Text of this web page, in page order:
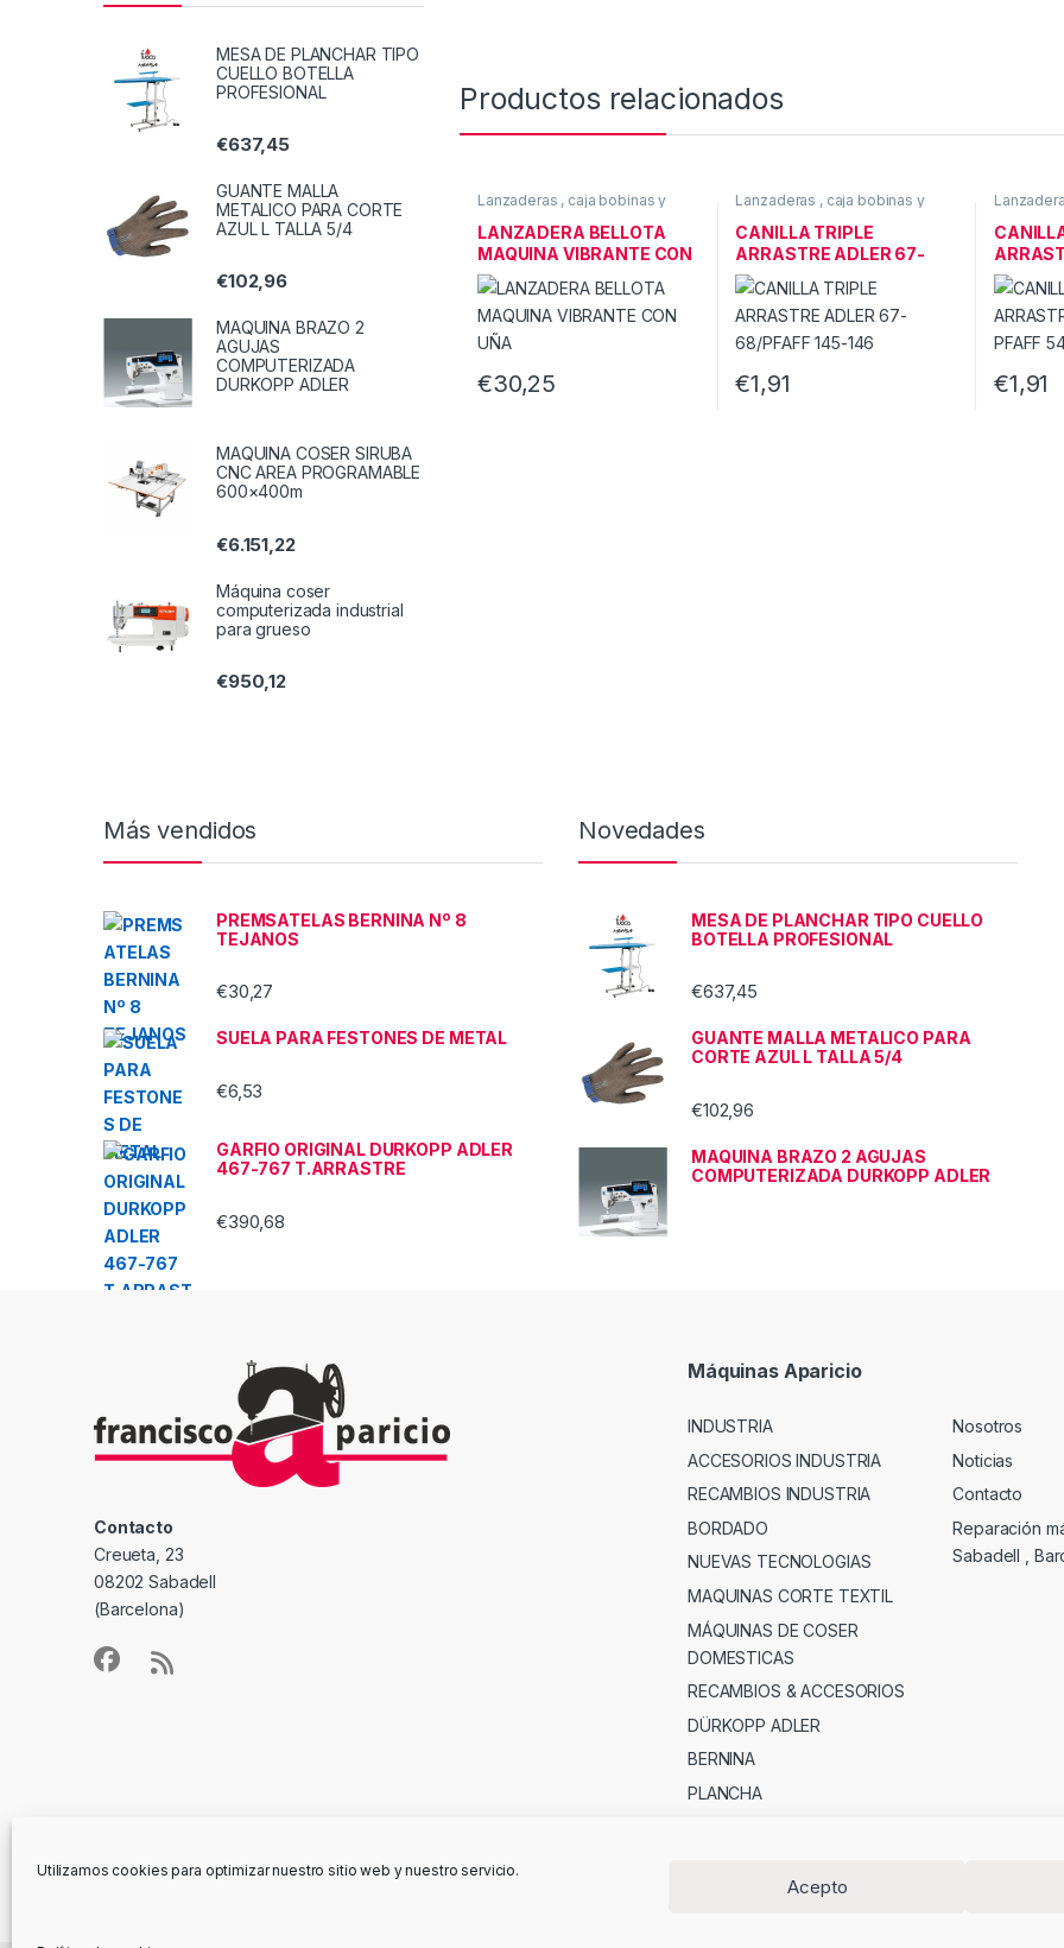
Utilizamos cookies para optimizar nuestro sitio web y nuestro servicio.
Acepto
Productos relacionados
Lanzaderas , caja bobinas y
RECAMBIOS &
ACCESORIOS
LANZADERA BELLOTA
MAQUINA VIBRANTE CON
UÑA
€30,25
Lanzaderas , caja bobinas y
RECAMBIOS &
ACCESORIOS
CANILLA TRIPLE
ARRASTRE ADLER 67-
68/PFAFF 145-146
€1,91
267
€1,91
MESA DE PLANCHAR TIPO
CUELLO BOTELLA
PROFESIONAL
€637,45
GUANTE MALLA
METALICO PARA CORTE
AZUL L TALLA 5/4
€102,96
MAQUINA BRAZO 2
AGUJAS
COMPUTERIZADA
DURKOPP ADLER
MAQUINA COSER SIRUBA
CNC AREA PROGRAMABLE
600×400m
€6.151,22
Máquina coser
computerizada industrial
para grueso
€950,12
Más vendidos
PREMSATELAS BERNINA Nº 8
TEJANOS
€30,27
SUELA PARA FESTONES DE METAL
€6,53
GARFIO ORIGINAL DURKOPP ADLER
467-767 T.ARRASTRE
€390,68
Novedades
MESA DE PLANCHAR TIPO CUELLO
BOTELLA PROFESIONAL
€637,45
GUANTE MALLA METALICO PARA
CORTE AZUL L TALLA 5/4
€102,96
MAQUINA BRAZO 2 AGUJAS
COMPUTERIZADA DURKOPP ADLER
Contacto
Creueta, 23
08202 Sabadell
(Barcelona)
Máquinas Aparicio
INDUSTRIA
ACCESORIOS INDUSTRIA
RECAMBIOS INDUSTRIA
BORDADO
NUEVAS TECNOLOGIAS
MAQUINAS CORTE TEXTIL
MÁQUINAS DE COSER
DOMESTICAS
RECAMBIOS & ACCESORIOS
DÜRKOPP ADLER
BERNINA
PLANCHA
Nosotros
Noticias
Contacto
Reparación
Sabadell ,